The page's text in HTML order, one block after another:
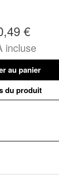
€
incluse
au panier
du produit